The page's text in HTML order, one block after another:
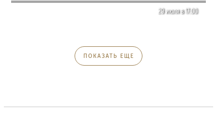
29 июля в 17:00
ПОКАЗАТЬ ЕЩЕ